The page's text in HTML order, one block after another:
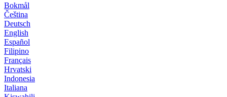
Bokmål
Čeština
Deutsch
English
Español
Filipino
Français
Hrvatski
Indonesia
Italiana